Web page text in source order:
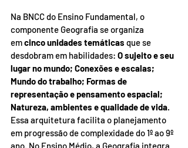
Na BNCC do Ensino Fundamental, o
componente Geografia se organiza
em cinco unidades temáticas que se
desdobram em habilidades: O sujeito e seu
lugar no mundo; Conexões e escalas;
Mundo do trabalho; Formas de
representação e pensamento espacial;
Natureza, ambientes e qualidade de vida.
Essa arquitetura facilita o planejamento
em progressão de complexidade do 1º ao 9º
ano. No Ensino Médio, a Geografia integra